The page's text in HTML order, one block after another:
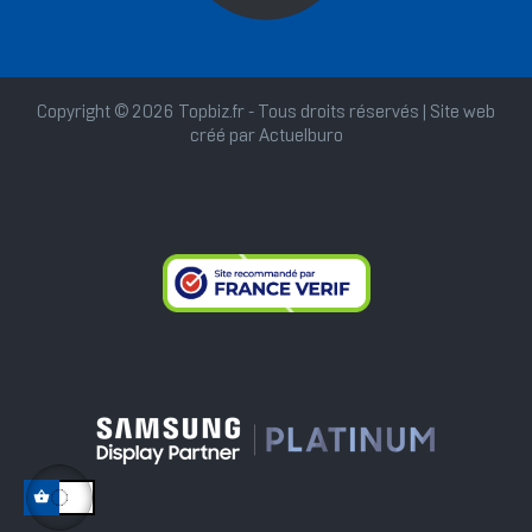
Copyright © 2026 Topbiz.fr - Tous droits réservés | Site web
créé par Actuelburo